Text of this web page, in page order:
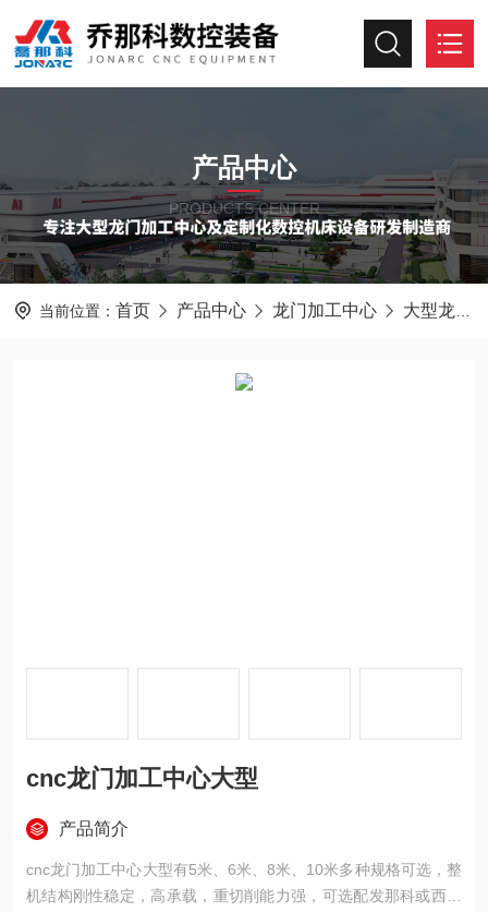
产品中心
PRODUCTS CENTER
当前位置： 首页 产品中心 龙门加工中心 大型龙门加工中心
cnc龙门加工中心大型
产品简介
cnc龙门加工中心大型有5米、6米、8米、10米多种规格可选，整
机结构刚性稳定，高承载，重切削能力强，可选配发那科或西门